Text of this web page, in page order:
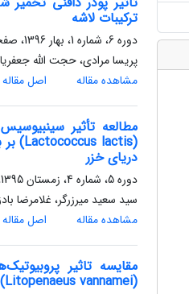
ترکیبات لاشه
دوره 6، شماره 1، بهار 1396، صفحه
پریسا مرادی، حجت الله
مشاهده مقاله
اصل مقاله
دریای خزر
دوره 5، شماره 4، زمستان 1395، صفحه
سید سعید میرزرگر، غلامرضا
مشاهده مقاله
اصل مقاله
(Litopenaeus vannamei)